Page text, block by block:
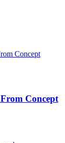
Concept